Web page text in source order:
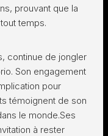
prouvant que la
temps.
continue de jongler
Son engagement
pour
témoignent de son
le monde.Ses
à rester